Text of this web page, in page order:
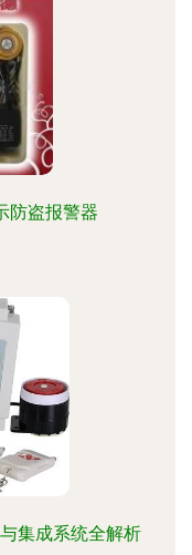
防盗报警器
集成系统全解析